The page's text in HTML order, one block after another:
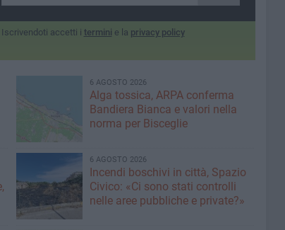
Iscrivendoti accetti i termini e la privacy policy
6 AGOSTO 2026
Alga tossica, ARPA conferma
Bandiera Bianca e valori nella
norma per Bisceglie
6 AGOSTO 2026
Incendi boschivi in città, Spazio
Civico: «Ci sono stati controlli
nelle aree pubbliche e private?»